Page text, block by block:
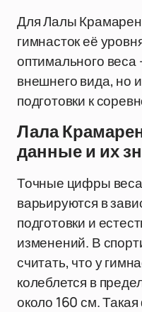
Для Лалы
гимнасток её
оптимального веса
внешнего вида, но
подготовки к
Лала
данные и их
Точные цифры
варьируются в
подготовки и
изменений. В
считать, что у
колеблется в
около 160 см.